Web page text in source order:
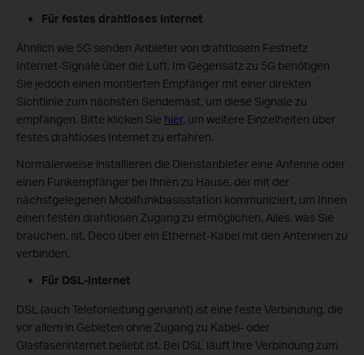
Für festes drahtloses Internet
Ähnlich wie 5G senden Anbieter von drahtlosem Festnetz
Internet-Signale über die Luft. Im Gegensatz zu 5G benötigen
Sie jedoch einen montierten Empfänger mit einer direkten
Sichtlinie zum nächsten Sendemast, um diese Signale zu
empfangen. Bitte klicken Sie hier, um weitere Einzelheiten über
festes drahtloses Internet zu erfahren.
Normalerweise installieren die Dienstanbieter eine Antenne oder
einen Funkempfänger bei Ihnen zu Hause, der mit der
nächstgelegenen Mobilfunkbasisstation kommuniziert, um Ihnen
einen festen drahtlosen Zugang zu ermöglichen. Alles, was Sie
brauchen, ist, Deco über ein Ethernet-Kabel mit den Antennen zu
verbinden.
Für DSL-Internet
DSL (auch Telefonleitung genannt) ist eine feste Verbindung, die
vor allem in Gebieten ohne Zugang zu Kabel- oder
Glasfaserinternet beliebt ist. Bei DSL läuft Ihre Verbindung zum